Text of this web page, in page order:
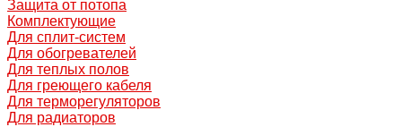
Защита от потопа
Комплектующие
Для сплит-систем
Для обогревателей
Для теплых полов
Для греющего кабеля
Для терморегуляторов
Для радиаторов